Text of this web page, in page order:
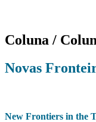
Coluna /
Novas
New Frontiers in the